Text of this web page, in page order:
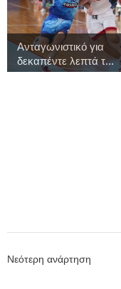
Ανταγωνιστικό για
δεκαπέντε λεπτά τ...
Νεότερη ανάρτηση